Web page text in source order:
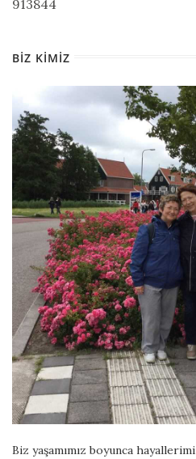
913844
BIZ KIMIZ
Biz yaşamımız boyunca